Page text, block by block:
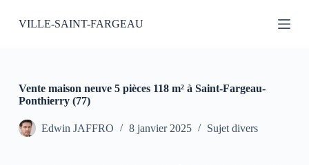
u
o
VILLE-SAINT-FARGEAU
Vente maison neuve 5 pièces 118 m² à Saint-Fargeau-
Ponthierry (77)
Edwin JAFFRO 8 janvier 2025 Sujet divers